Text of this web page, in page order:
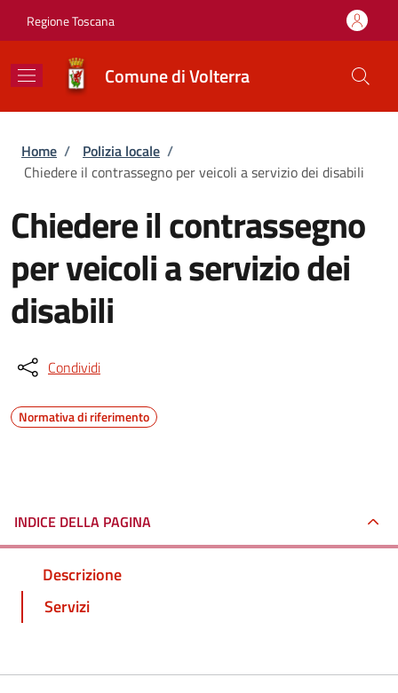
Regione Toscana
Comune di Volterra
Briciole di pane
Home / Polizia locale /
Chiedere il contrassegno per veicoli a servizio dei disabili
Chiedere il contrassegno
per veicoli a servizio dei
disabili
Condividi
Normativa di riferimento
INDICE DELLA PAGINA
Descrizione
Servizi